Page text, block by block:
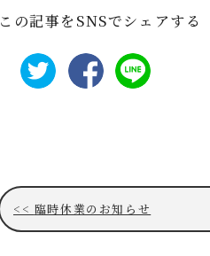
この記事をSNSでシェアする
臨時休業のお知らせ